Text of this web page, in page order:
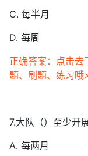
C. 每半月
D. 每周
正确答案：点击去
题、刷题、练习哦
7.大队（）至少开
A. 每两月